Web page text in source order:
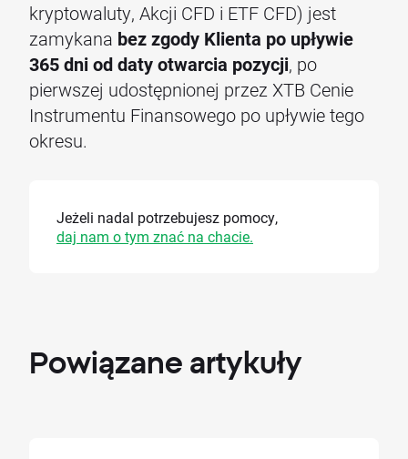
kryptowaluty, Akcji CFD i ETF CFD) jest
zamykana bez zgody Klienta po upływie
365 dni od daty otwarcia pozycji, po
pierwszej udostępnionej przez XTB Cenie
Instrumentu Finansowego po upływie tego
okresu.
Jeżeli nadal potrzebujesz pomocy,
daj nam o tym znać na chacie.
Powiązane artykuły